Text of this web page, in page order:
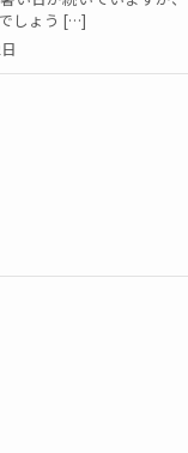
しょう […]